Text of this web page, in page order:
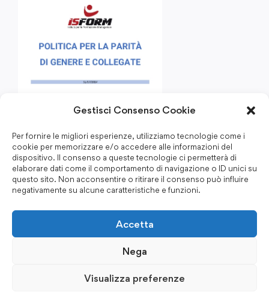
Gestisci Consenso Cookie
Per fornire le migliori esperienze, utilizziamo tecnologie come i
cookie per memorizzare e/o accedere alle informazioni del
dispositivo. Il consenso a queste tecnologie ci permetterà di
elaborare dati come il comportamento di navigazione o ID unici su
questo sito. Non acconsentire o ritirare il consenso può influire
negativamente su alcune caratteristiche e funzioni.
Accetta
Nega
Visualizza preferenze